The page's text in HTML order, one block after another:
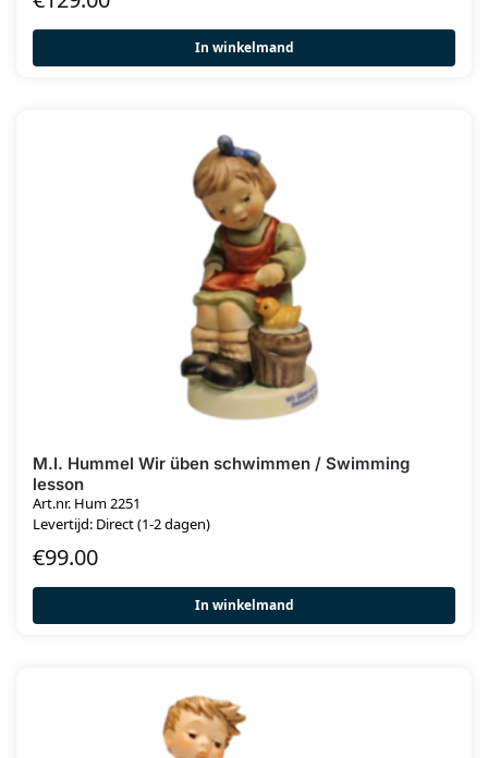
In winkelmand
M.I. Hummel Wir üben schwimmen / Swimming
lesson
Art.nr. Hum 2251
Levertijd: Direct (1-2 dagen)
€99.00
In winkelmand